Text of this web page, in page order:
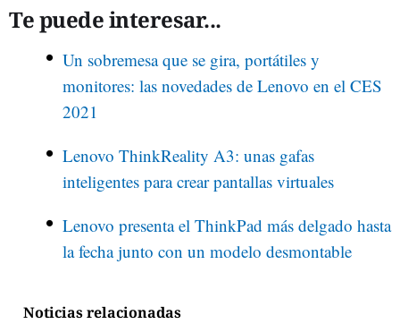
Te puede interesar...
Un sobremesa que se gira, portátiles y
monitores: las novedades de Lenovo en el CES
2021
Lenovo ThinkReality A3: unas gafas
inteligentes para crear pantallas virtuales
Lenovo presenta el ThinkPad más delgado hasta
la fecha junto con un modelo desmontable
Noticias relacionadas